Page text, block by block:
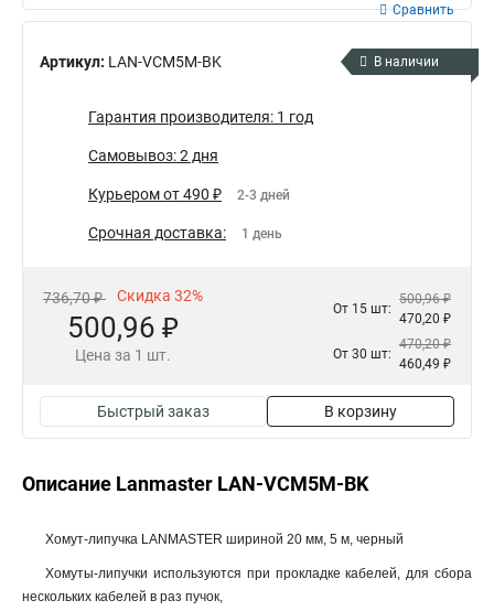
Артикул: LAN-VCM5M-BK
Сравнить
В наличии
Гарантия производителя: 1 год
Самовывоз: 2 дня
Курьером от 490 ₽ 2-3 дней
Срочная доставка: 1 день
736,70 ₽ Скидка 32%
500,96 ₽
Цена за 1 шт.
От 15 шт:
500,96 ₽
470,20 ₽
От 30 шт:
470,20 ₽
460,49 ₽
Быстрый заказ В корзину
Описание Lanmaster LAN-VCM5M-BK
Хомут-липучка LANMASTER шириной 20 мм, 5 м, черный
Хомуты-липучки используются при прокладке кабелей, для сбора
нескольких кабелей в раз пучок,